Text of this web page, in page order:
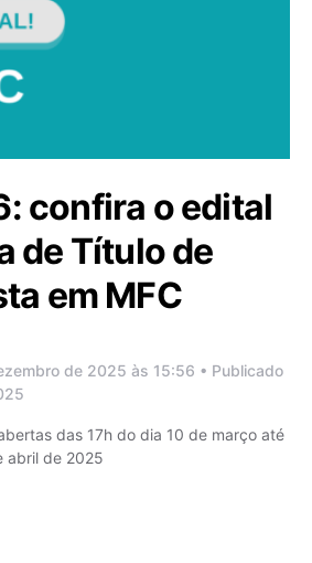
confira o edital
de Título de
em MFC
de 2025 às 15:56 • Publicado
das 17h do dia 10 de março até
abril de 2025